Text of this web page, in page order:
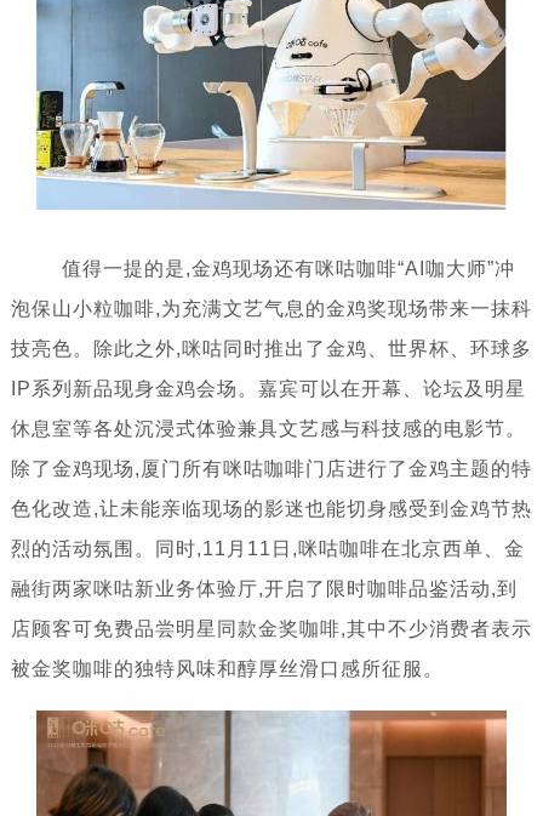
值得一提的是,金鸡现场还有咪咕咖啡“AI咖大师”冲
泡保山小粒咖啡,为充满文艺气息的金鸡奖现场带来一抹科
技亮色。除此之外,咪咕同时推出了金鸡、世界杯、环球多
IP系列新品现身金鸡会场。嘉宾可以在开幕、论坛及明星
休息室等各处沉浸式体验兼具文艺感与科技感的电影节。
除了金鸡现场,厦门所有咪咕咖啡门店进行了金鸡主题的特
色化改造,让未能亲临现场的影迷也能切身感受到金鸡节热
烈的活动氛围。同时,11月11日,咪咕咖啡在北京西单、金
融街两家咪咕新业务体验厅,开启了限时咖啡品鉴活动,到
店顾客可免费品尝明星同款金奖咖啡,其中不少消费者表示
被金奖咖啡的独特风味和醇厚丝滑口感所征服。